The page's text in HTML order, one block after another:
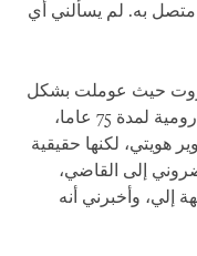
به. لم يسألني أي
حيث عوملت بشكل
جيد. هددوني بوضعي في سجن رومية لمدة 75 عاما،
هويتي، لكنها حقيقية
إلى القاضي،
إلي، وأخبرني أنه